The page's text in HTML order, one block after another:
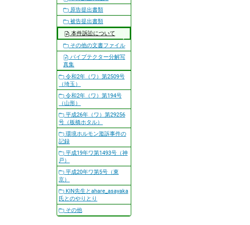
原告提出書類
被告提出書類
本件訴訟について
その他の文書ファイル
パイプテクター分解写
真集
令和2年（ワ）第2509号
（埼玉）
令和2年（ワ）第194号
（山形）
平成26年（ワ）第29256
号（板橋ホタル）
環境ホルモン濫訴事件の
記録
平成19年ワ第1493号（神
戸）
平成20年ワ第5号（東
京）
KIN先生とahare_asayaka
氏とのやりとり
その他